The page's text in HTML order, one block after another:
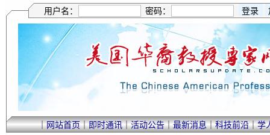
用户名： 密码：
｜网站首页｜即时通讯｜活动公告｜最新消息｜科技前沿｜学